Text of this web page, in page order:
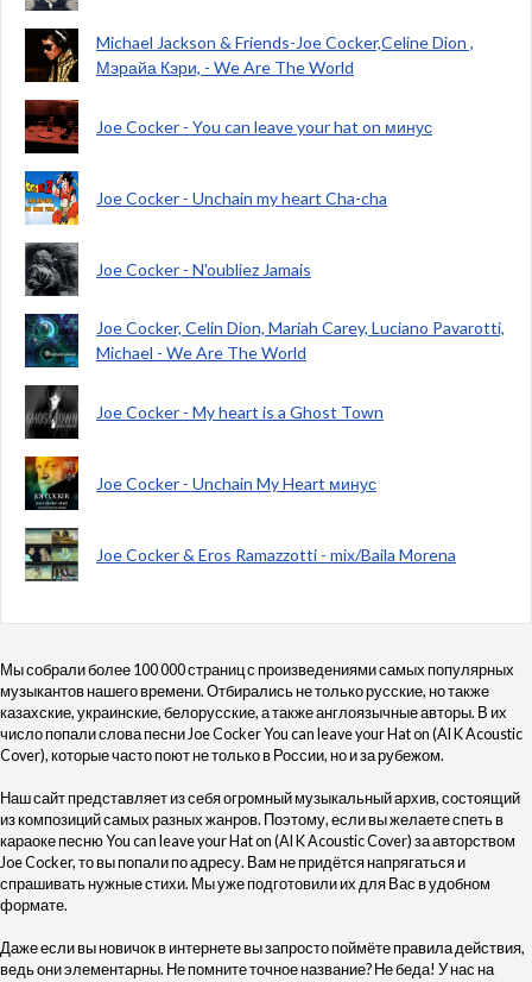
Michael Jackson & Friends-Joe Cocker,Celine Dion ,
Мэрайа Кэри, - We Are The World
Joe Cocker - You can leave your hat on минус
Joe Cocker - Unchain my heart Cha-cha
Joe Cocker - N'oubliez Jamais
Joe Cocker, Celin Dion, Mariah Carey, Luciano Pavarotti,
Michael - We Are The World
Joe Cocker - My heart is a Ghost Town
Joe Cocker - Unchain My Heart минус
Joe Cocker & Eros Ramazzotti - mix/Baila Morena
Мы собрали более 100 000 страниц с произведениями самых популярных
музыкантов нашего времени. Отбирались не только русские, но также
казахские, украинские, белорусские, а также англоязычные авторы. В их
число попали слова песни Joe Cocker You can leave your Hat on (Al K Acoustic
Cover), которые часто поют не только в России, но и за рубежом.
Наш сайт представляет из себя огромный музыкальный архив, состоящий
из композиций самых разных жанров. Поэтому, если вы желаете спеть в
караоке песню You can leave your Hat on (Al K Acoustic Cover) за авторством
Joe Cocker, то вы попали по адресу. Вам не придётся напрягаться и
спрашивать нужные стихи. Мы уже подготовили их для Вас в удобном
формате.
Даже если вы новичок в интернете вы запросто поймёте правила действия,
ведь они элементарны. Не помните точное название? Не беда! У нас на